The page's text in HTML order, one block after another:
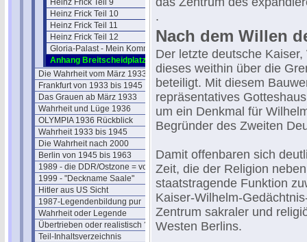
Heinz Frick Teil 9
Heinz Frick Teil 10
Heinz Frick Teil 11
Heinz Frick Teil 12
Gloria-Palast - Mein Kommentar
Anhang Breitscheidplatz
Die Wahrheit vom März 1933
Frankfurt von 1933 bis 1945
Das Grauen ab März 1933
Wahrheit und Lüge 1936
OLYMPIA 1936 Rückblick
Wahrheit 1933 bis 1945
Die Wahrheit nach 2000
Berlin von 1945 bis 1963
1989 - die DDR/Ostzone = vorbei
1999 - "Deckname Saale"
Hitler aus US Sicht
1987-Legendenbildung pur
Wahrheit oder Legende
Übertrieben oder realistisch ?
Teil-Inhaltsverzeichnis
.
Nach dem Willen
Der letzte deutsche
dieses weithin über die
beteiligt. Mit diesem
repräsentatives
um ein Denkmal für
Begründer des Zweiten
Damit offenbaren sich
Zeit, die der Religion
staatstragende Funktion
Kaiser-Wilhelm-
Zentrum sakraler und
Westen Berlins.